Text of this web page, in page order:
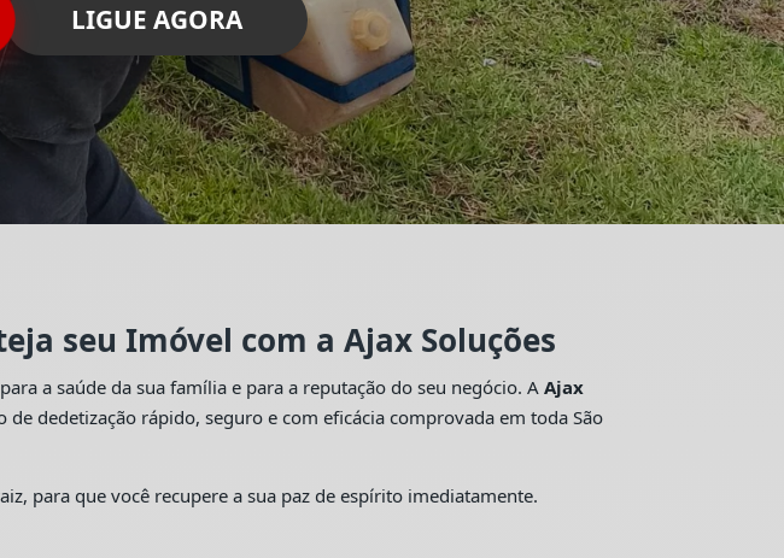
LIGUE AGORA
seu Imóvel com a Ajax Soluções
a saúde da sua família e para a reputação do seu negócio. AAjax
dedetização rápido, seguro e com eficácia comprovada em toda São
para que você recupere a sua paz de espírito imediatamente.